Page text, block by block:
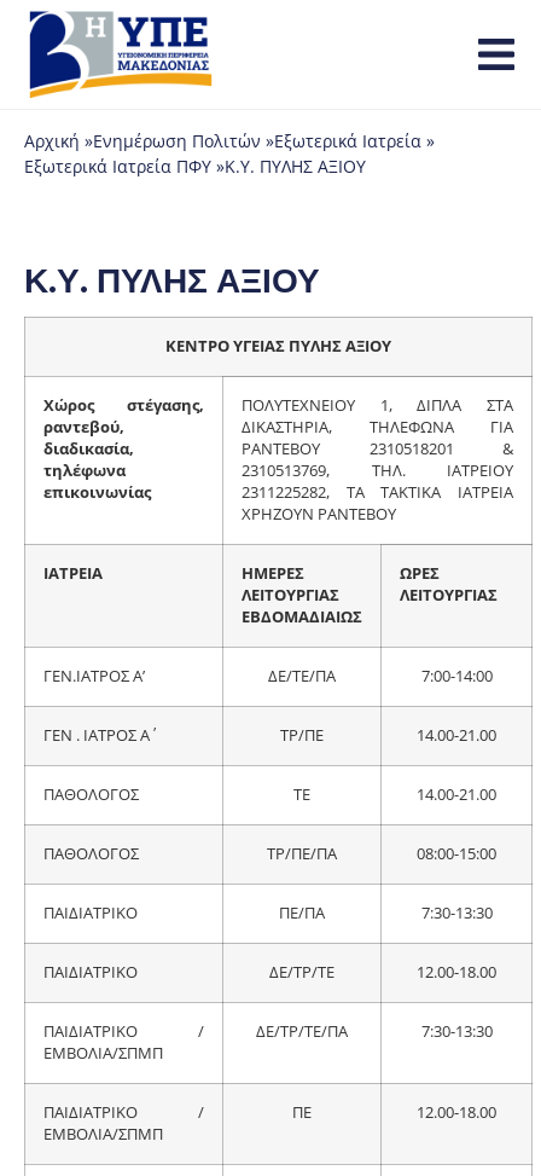
Αρχική »Ενημέρωση Πολιτών »Εξωτερικά Ιατρεία »
Εξωτερικά Ιατρεία ΠΦΥ »Κ.Υ. ΠΥΛΗΣ ΑΞΙΟΥ
Κ.Υ. ΠΥΛΗΣ ΑΞΙΟΥ
ΚΕΝΤΡΟ ΥΓΕΙΑΣ ΠΥΛΗΣ ΑΞΙΟΥ
Χώρος στέγασης,
ραντεβού,
διαδικασία,
τηλέφωνα
επικοινωνίας
ΠΟΛΥΤΕΧΝΕΙΟΥ 1, ΔΙΠΛΑ ΣΤΑ
ΔΙΚΑΣΤΗΡΙΑ, ΤΗΛΕΦΩΝΑ ΓΙΑ
ΡΑΝΤΕΒΟΥ 2310518201 &
2310513769, ΤΗΛ. ΙΑΤΡΕΙΟΥ
2311225282, ΤΑ ΤΑΚΤΙΚΑ ΙΑΤΡΕΙΑ
ΧΡΗΖΟΥΝ ΡΑΝΤΕΒΟΥ
ΙΑΤΡΕΙΑ
ΗΜΕΡΕΣ
ΛΕΙΤΟΥΡΓΙΑΣ
ΕΒΔΟΜΑΔΙΑΙΩΣ
ΩΡΕΣ
ΛΕΙΤΟΥΡΓΙΑΣ
ΓΕΝ.ΙΑΤΡΟΣ Α’ ΔΕ/ΤΕ/ΠΑ 7:00-14:00
ΓΕΝ . ΙΑΤΡΟΣ Α΄ ΤΡ/ΠΕ 14.00-21.00
ΠΑΘΟΛΟΓΟΣ ΤΕ 14.00-21.00
ΠΑΘΟΛΟΓΟΣ ΤΡ/ΠΕ/ΠΑ 08:00-15:00
ΠΑΙΔΙΑΤΡΙΚΟ ΠΕ/ΠΑ 7:30-13:30
ΠΑΙΔΙΑΤΡΙΚΟ ΔΕ/ΤΡ/ΤΕ 12.00-18.00
ΠΑΙΔΙΑΤΡΙΚΟ /
ΕΜΒΟΛΙΑ/ΣΠΜΠ
ΔΕ/ΤΡ/ΤΕ/ΠΑ 7:30-13:30
ΠΑΙΔΙΑΤΡΙΚΟ /
ΕΜΒΟΛΙΑ/ΣΠΜΠ
ΠΕ 12.00-18.00